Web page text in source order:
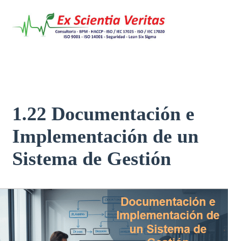
contenido
1.22 Documentación e
Implementación de un
Sistema de Gestión